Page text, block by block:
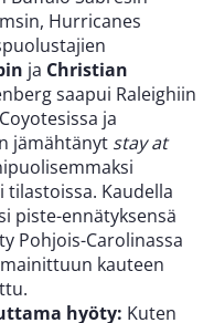
Hurricanes
ja Christian
saapui Raleighiin
ja
jämähtänyt stay at
tilastoissa. Kaudella
piste-ennätyksensä
Pohjois-Carolinassa
kauteen
hyöty: Kuten